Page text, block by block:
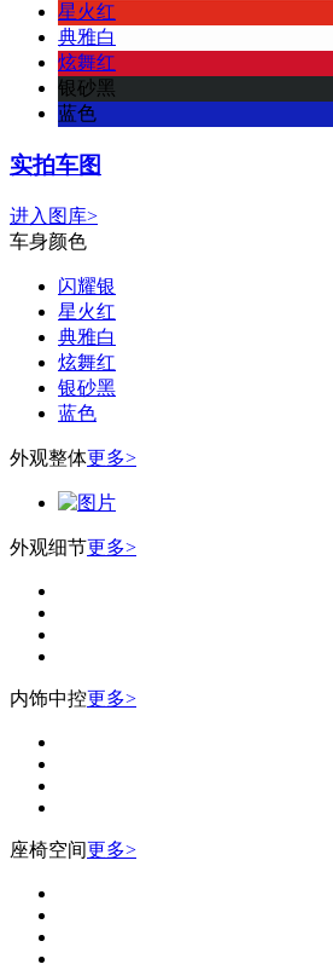
星火红
典雅白
炫舞红
银砂黑
蓝色
实拍车图
进入图库>
车身颜色
闪耀银
星火红
典雅白
炫舞红
银砂黑
蓝色
外观整体更多>
外观细节更多>
内饰中控更多>
座椅空间更多>